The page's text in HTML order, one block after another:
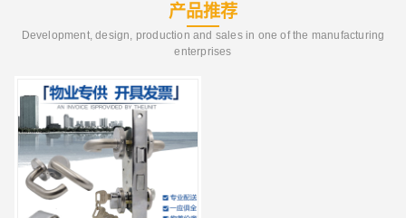
产品推荐
Development, design, production and sales in one of the manufacturing
enterprises